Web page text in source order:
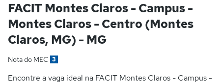
FACIT Montes Claros - Campus -
Montes Claros - Centro (Montes
Claros, MG) - MG
Nota do MEC 3
Encontre a vaga ideal na FACIT Montes Claros - Campus -